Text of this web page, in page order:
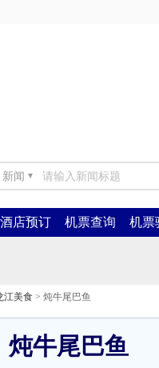
新闻 ▼
酒店预订 机票查询 机票
江美食 > 炖牛尾巴鱼
炖牛尾巴鱼